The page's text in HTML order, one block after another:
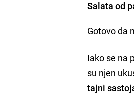
Salata od
Gotovo da
Iako se na
su njen
tajni